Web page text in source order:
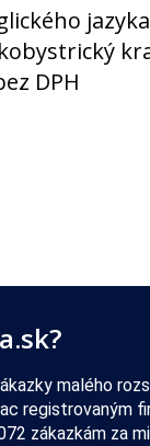
DPH
malého
registrovaným
zákazkám za